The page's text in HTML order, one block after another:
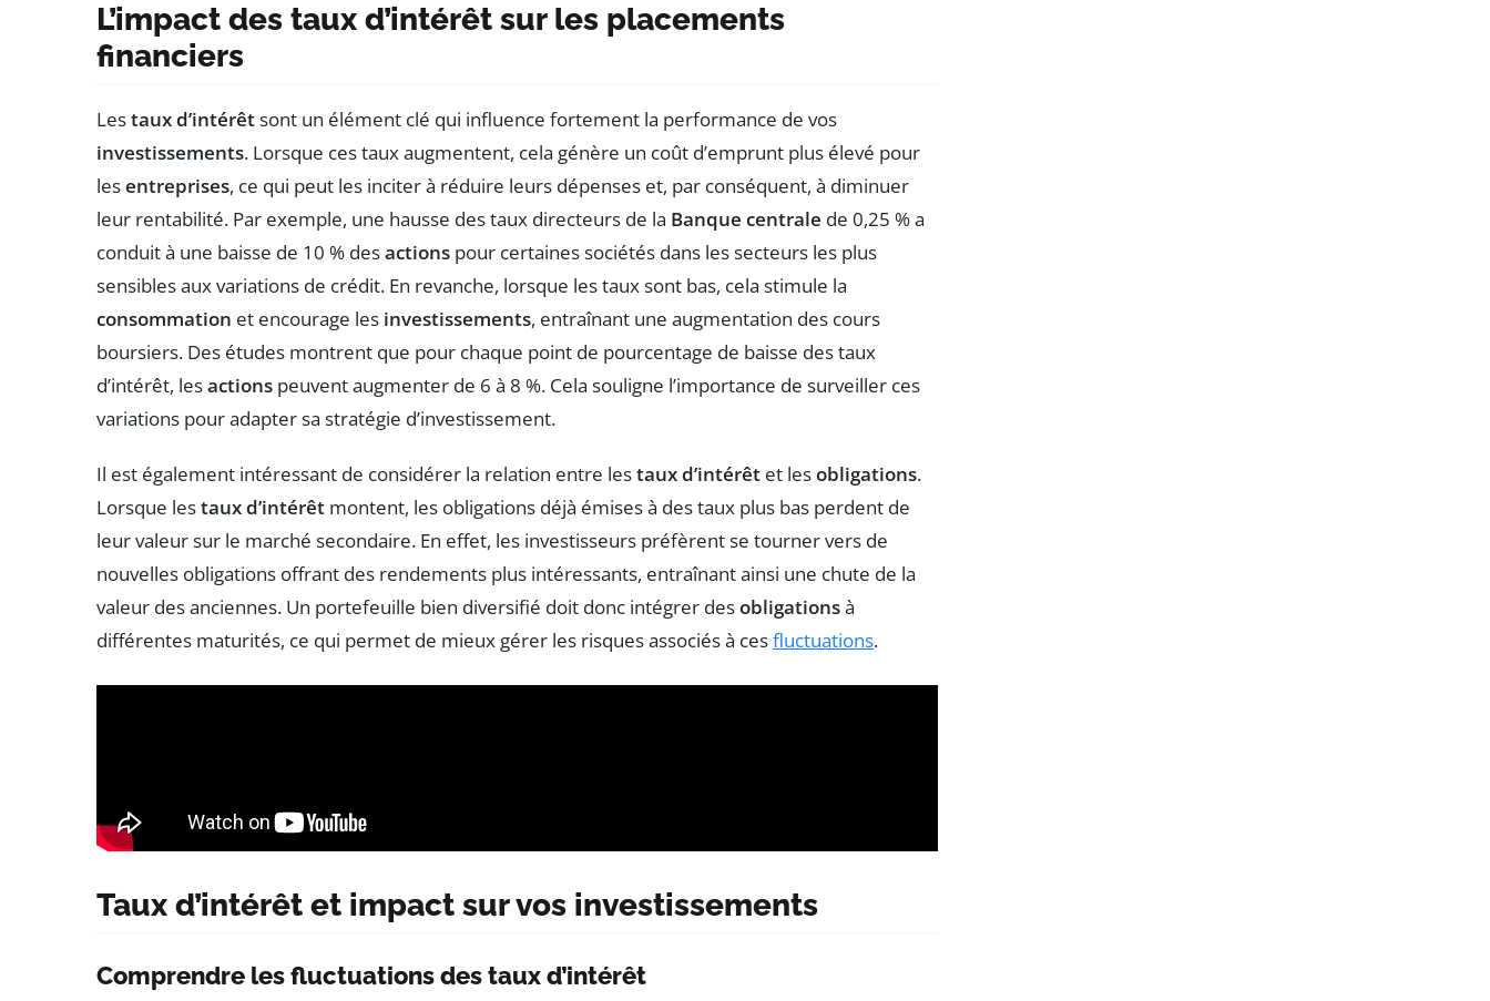
L’impact des taux d’intérêt sur les placements
financiers
Lestaux d’intérêtsont un élément clé qui influence fortement la performance de vos
investissements. Lorsque ces taux augmentent, cela génère un coût d’emprunt plus élevé pour
lesentreprises, ce qui peut les inciter à réduire leurs dépenses et, par conséquent, à diminuer
leur rentabilité. Par exemple, une hausse des taux directeurs de la Banque centrale de 0,25 % a
conduit à une baisse de 10 % desactions pour certaines sociétés dans les secteurs les plus
sensibles aux variations de crédit. En revanche, lorsque les taux sont bas, cela stimule la
consommation et encourage les investissements, entraînant une augmentation des cours
boursiers. Des études montrent que pour chaque point de pourcentage de baisse des taux
d’intérêt, lesactions peuvent augmenter de 6 à 8 %. Cela souligne l’importance de surveiller ces
variations pour adapter sa stratégie d’investissement.
Il est également intéressant de considérer la relation entre lestaux d’intérêt et lesobligations.
Lorsque lestaux d’intérêt montent, les obligations déjà émises à des taux plus bas perdent de
leur valeur sur le marché secondaire. En effet, les investisseurs préfèrent se tourner vers de
nouvelles obligations offrant des rendements plus intéressants, entraînant ainsi une chute de la
valeur des anciennes. Un portefeuille bien diversifié doit donc intégrer desobligationsà
différentes maturités, ce qui permet de mieux gérer les risques associés à cesfluctuations.
Taux d’intérêt et impact sur vos investissements
Comprendre les fluctuations des taux d’intérêt